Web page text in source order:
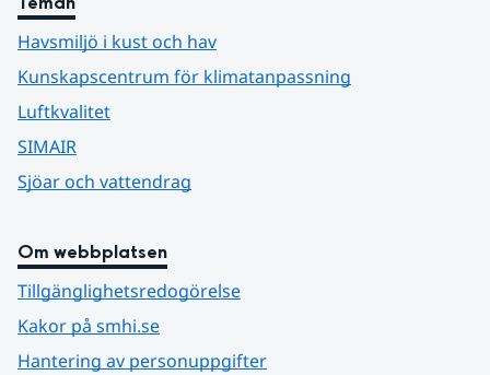
Havsmiljö i kust och hav
Kunskapscentrum för klimatanpassning
Luftkvalitet
SIMAIR
Sjöar och vattendrag
Om webbplatsen
Tillgänglighetsredogörelse
Kakor på smhi.se
Hantering av personuppgifter